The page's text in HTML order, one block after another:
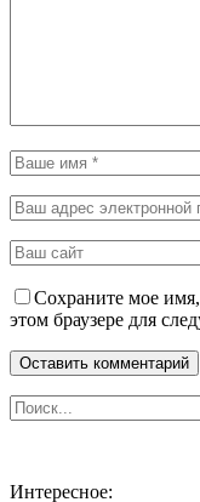
Сохраните мое
этом браузере для
Интересное: